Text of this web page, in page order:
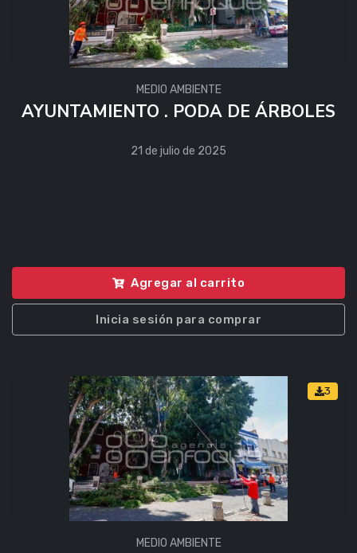
MEDIO AMBIENTE
AYUNTAMIENTO . PODA DE ÁRBOLES
21 de julio de 2025
Agregar al carrito
Inicia sesión para comprar
3
MEDIO AMBIENTE